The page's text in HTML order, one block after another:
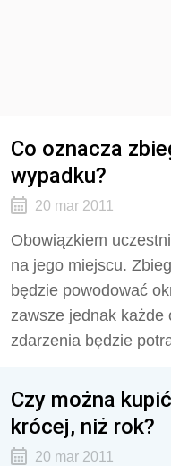
Co oznacza
wypadku?
20 mar 2011
Obowiązkiem
na jego miejscu.
będzie powodować
zawsze jednak każde
zdarzenia będzie
Czy można
krócej, niż rok?
20 mar 2011